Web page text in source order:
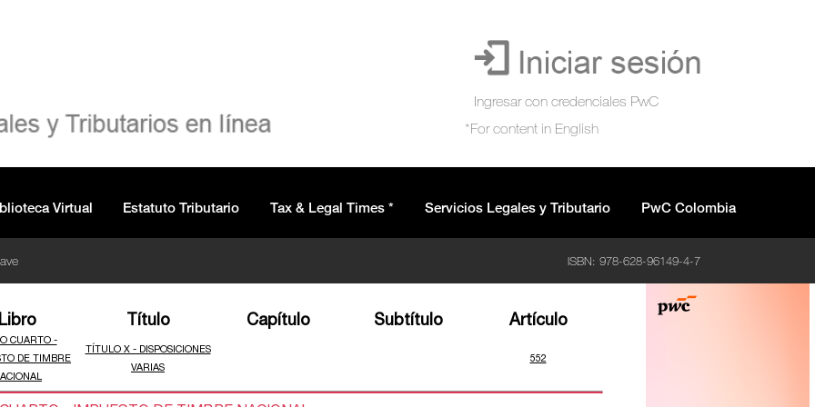
Virtual Estatuto Tributario Tax & Legal Times * Servicios Legales y Tributario PwC Colombia
ISBN: 978-628-96149-4-7